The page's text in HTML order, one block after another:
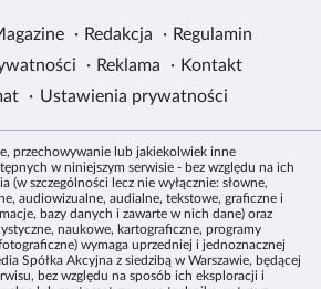
· Redakcja · Regulamin
· Reklama · Kontakt
· Ustawienia prywatności
przechowywanie lub jakiekolwiek inne
w niniejszym serwisie - bez względu na ich
(w szczególności lecz nie wyłącznie: słowne,
audiowizualne, audialne, tekstowe, graficzne i
bazy danych i zawarte w nich dane) oraz
naukowe, kartograficzne, programy
wymaga uprzedniej i jednoznacznej
Spółka Akcyjna z siedzibą w Warszawie, będącej
bez względu na sposób ich eksploracji i